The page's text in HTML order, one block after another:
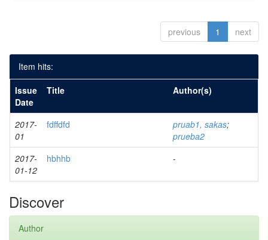
previous 1 next
Item hits:
Issue
Date
Title Author(s)
2017-
01
fdffdfd pruab1, sakas;
prueba2
2017-
01-12
hbhhb -
Discover
Author